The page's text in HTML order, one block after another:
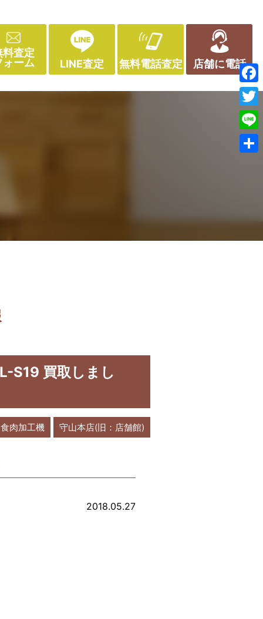
料査定
ォーム
LINE査定 無料電話査定 店舗に電話
S19 買取しまし
食肉加工機 守山本店(旧：店舗館)
2018.05.27
Line